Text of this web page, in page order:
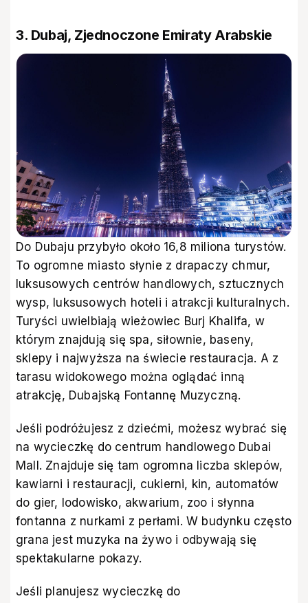
3. Dubaj, Zjednoczone Emiraty Arabskie
Do Dubaju przybyło około 16,8 miliona turystów.
To ogromne miasto słynie z drapaczy chmur,
luksusowych centrów handlowych, sztucznych
wysp, luksusowych hoteli i atrakcji kulturalnych.
Turyści uwielbiają wieżowiec Burj Khalifa, w
którym znajdują się spa, siłownie, baseny,
sklepy i najwyższa na świecie restauracja. A z
tarasu widokowego można oglądać inną
atrakcję, Dubajską Fontannę Muzyczną.
Jeśli podróżujesz z dziećmi, możesz wybrać się
na wycieczkę do centrum handlowego Dubai
Mall. Znajduje się tam ogromna liczba sklepów,
kawiarni i restauracji, cukierni, kin, automatów
do gier, lodowisko, akwarium, zoo i słynna
fontanna z nurkami z perłami. W budynku często
grana jest muzyka na żywo i odbywają się
spektakularne pokazy.
Jeśli planujesz wycieczkę do